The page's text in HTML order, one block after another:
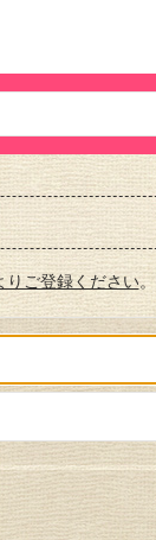
りご登録ください。